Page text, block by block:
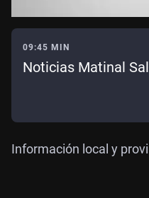
09:45 MIN
Noticias Matinal
Información local y